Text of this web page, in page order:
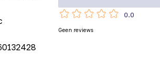
0.0
Geen reviews